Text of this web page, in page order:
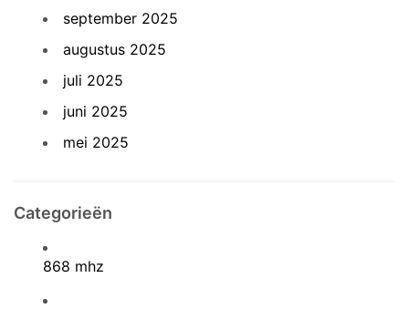
september 2025
augustus 2025
juli 2025
juni 2025
mei 2025
Categorieën
868 mhz